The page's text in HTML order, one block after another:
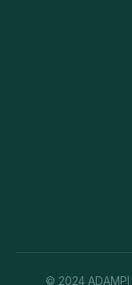
© 2024